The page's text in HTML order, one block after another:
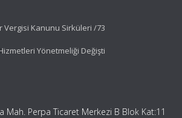
Vergisi Kanunu Sirküleri /73
Yönetmeliği Değişti
Mah. Perpa Ticaret Merkezi B Blok Kat:11